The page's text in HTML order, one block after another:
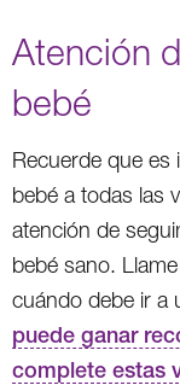
Atención
bebé
Recuerde que es
bebé a todas las
atención de
bebé sano.
cuándo debe ir a
puede ganar
complete estas